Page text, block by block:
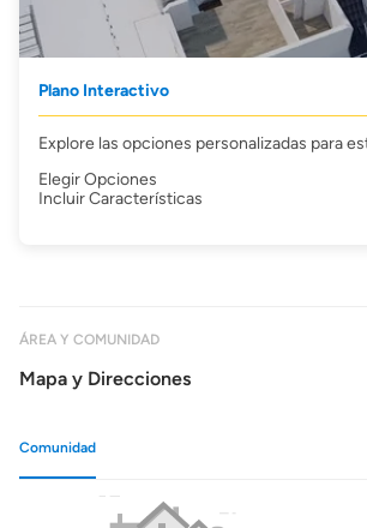
Plano Interactivo
Explore las opciones personalizadas para
Elegir Opciones
Incluir Características
ÁREA Y COMUNIDAD
Mapa y Direcciones
Comunidad